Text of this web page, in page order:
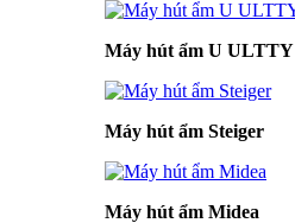
Máy hút ẩm U ULTTY
Máy hút ẩm Steiger
Máy hút ẩm Midea